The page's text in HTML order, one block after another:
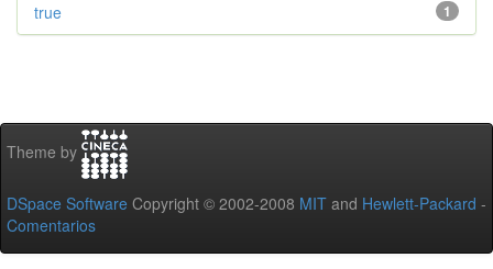
1
true
Theme by
DSpace Software Copyright © 2002-2008 MIT and Hewlett-Packard -
Comentarios